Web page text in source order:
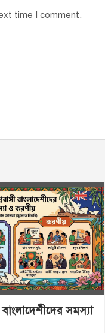
time I comment.
বাংলাদেশীদের সমস্যা